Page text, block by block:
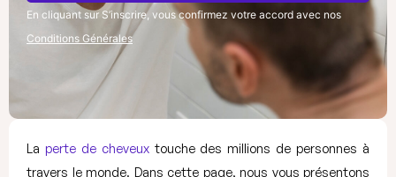
En cliquant sur S’inscrire, vous confirmez votre accord avec nos
Conditions Générales
La perte de cheveuxtouche des millions de personnes à
travers le monde. Dans cette page, nous vous présentons